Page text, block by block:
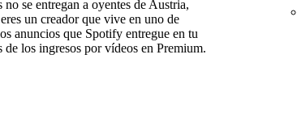
se entregan a oyentes de Austria,
un creador que vive en uno de
anuncios que Spotify entregue en tu
de los ingresos por vídeos en Premium.